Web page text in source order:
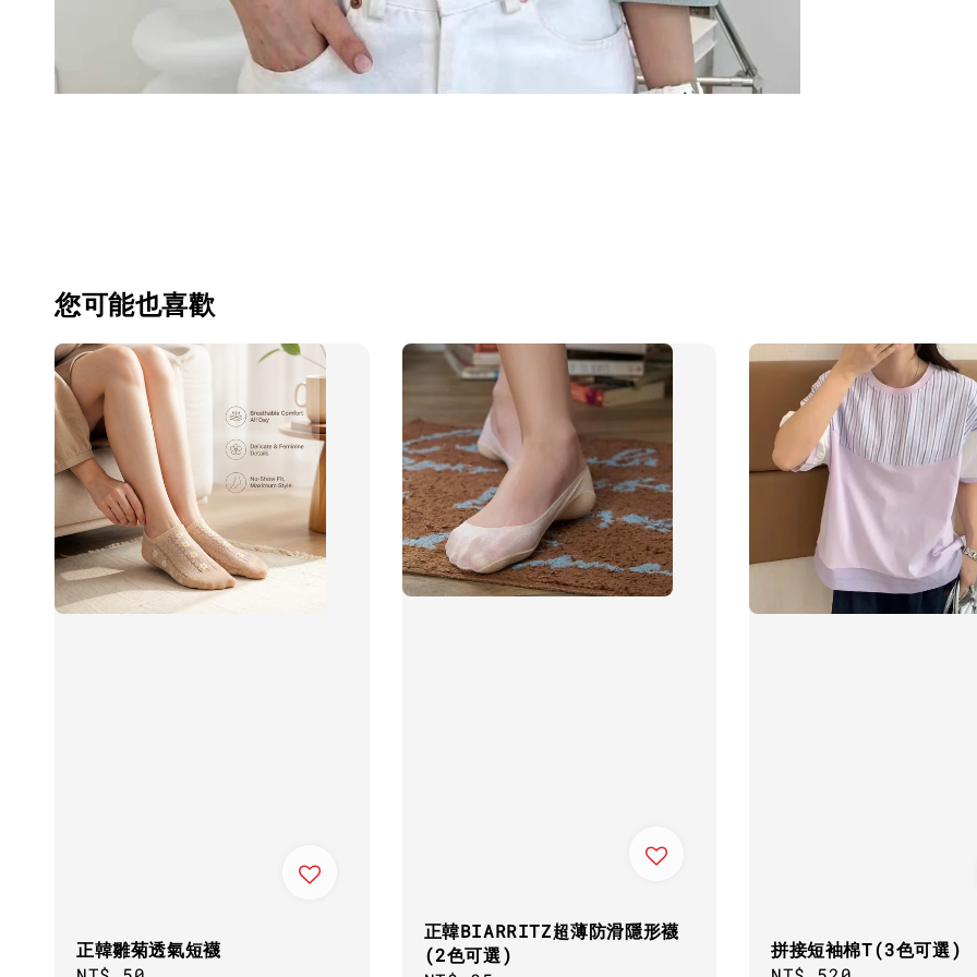
您可能也喜歡
正韓雛菊透氣短襪
正韓BIARRITZ超薄防滑隱形襪
(2色可選)
拼接短袖棉T(3色可選)